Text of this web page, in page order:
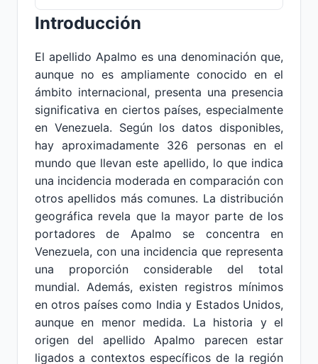
Introducción
El apellido Apalmo es una denominación que,
aunque no es ampliamente conocido en el
ámbito internacional, presenta una presencia
significativa en ciertos países, especialmente
en Venezuela. Según los datos disponibles,
hay aproximadamente 326 personas en el
mundo que llevan este apellido, lo que indica
una incidencia moderada en comparación con
otros apellidos más comunes. La distribución
geográfica revela que la mayor parte de los
portadores de Apalmo se concentra en
Venezuela, con una incidencia que representa
una proporción considerable del total
mundial. Además, existen registros mínimos
en otros países como India y Estados Unidos,
aunque en menor medida. La historia y el
origen del apellido Apalmo parecen estar
ligados a contextos específicos de la región